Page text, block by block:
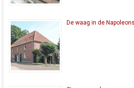
De waag in de